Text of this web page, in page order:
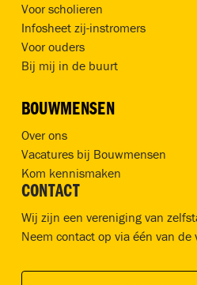
Voor scholieren
Infosheet zij-instromers
Voor ouders
Bij mij in de buurt
BOUWMENSEN
Over ons
Vacatures bij Bouwmensen
Kom kennismaken
CONTACT
Wij zijn een vereniging van
Neem contact op via één van de